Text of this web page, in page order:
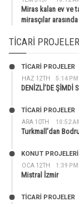
Miras kalan ev ve
mirasçılar
TICARI PROJELER
HAZ 12TH 5:14 PM
TİCARİ PROJELER
DENİZLİ’DE ŞİMDİ
ARA 10TH 10:52
TİCARİ PROJELER
Turkmall’dan
OCA 12TH 1:39 PM
KONUT PROJELERI
Mistral İzmir
TİCARİ PROJELER